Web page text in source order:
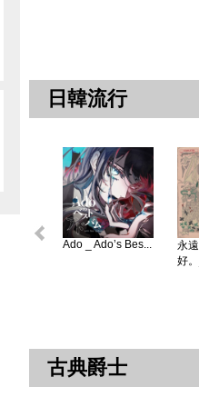
日韓流行
Ado _ Ado’s Bes...
永
好
古典爵士